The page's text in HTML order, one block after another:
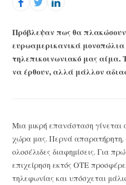
Πρόβλεψαν πως θα
ευρωαμερικανικά μονοπώλια
τηλεπικοινωνιακό μας
να έρθουν, αλλά μάλλον
Μια μικρή επανάσταση γίνεται
χώρα μας. Περνά απαρατήρητη,
ολοσέλιδες διαφημίσεις. Για
επιχείρηση εκτός ΟΤΕ
τηλεφωνίας και υπόσχεται